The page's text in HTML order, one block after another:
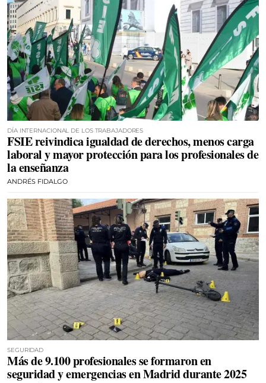
DÍA INTERNACIONAL DE LOS TRABAJADORES
FSIE reivindica igualdad de derechos, menos carga
laboral y mayor protección para los profesionales de
la enseñanza
ANDRÉS FIDALGO
SEGURIDAD
Más de 9.100 profesionales se formaron en
seguridad y emergencias en Madrid durante 2025